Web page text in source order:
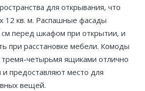
для открывания, что
12 кв. м. Распашные фасады
перед шкафом при открытии, и
при расстановке мебели. Комоды
тремя-четырьмя ящиками отлично
предоставляют место для
вещей.